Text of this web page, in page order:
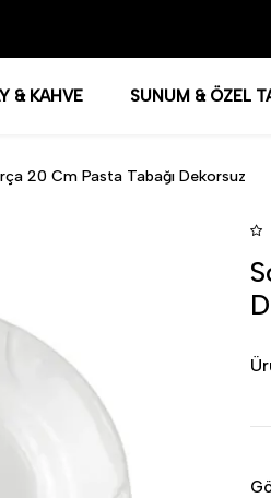
& KAHVE SUNUM & ÖZEL
20 Cm Pasta Tabağı Dekorsuz